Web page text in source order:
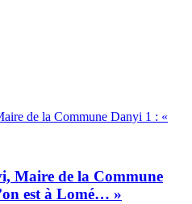
Maire de la Commune
est à Lomé… »